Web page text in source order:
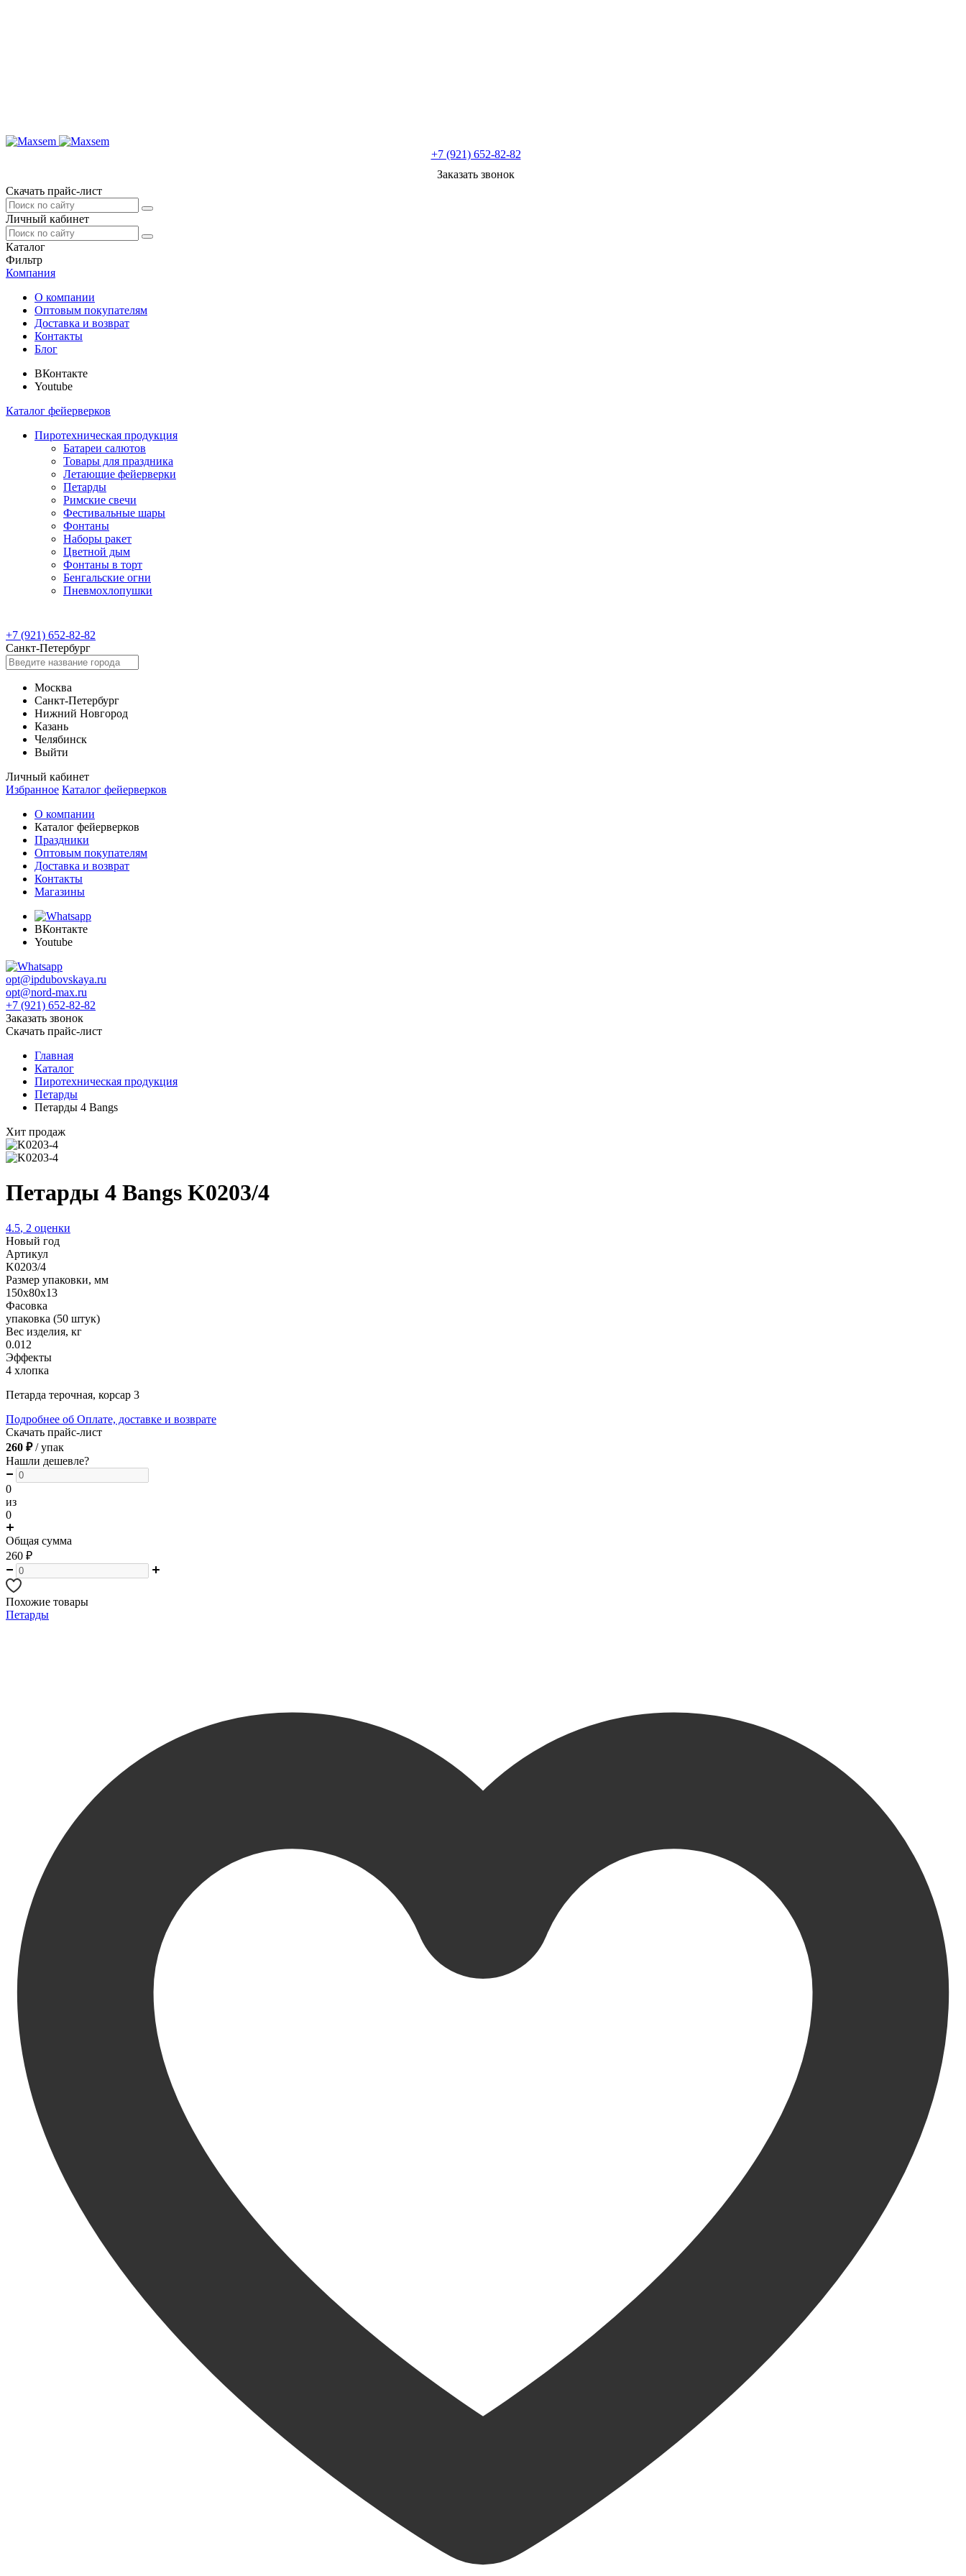
+7 (921) 652-82-82
Заказать звонок
Скачать прайс-лист
Личный кабинет
Каталог
Фильтр
Компания
О компании
Оптовым покупателям
Доставка и возврат
Контакты
Блог
ВКонтакте
Youtube
Каталог фейерверков
Пиротехническая продукция
Батареи салютов
Товары для праздника
Летающие фейерверки
Петарды
Римские свечи
Фестивальные шары
Фонтаны
Наборы ракет
Цветной дым
Фонтаны в торт
Бенгальские огни
Пневмохлопушки
+7 (921) 652-82-82
Санкт-Петербург
Москва
Санкт-Петербург
Нижний Новгород
Казань
Челябинск
Выйти
Личный кабинет
Избранное Каталог фейерверков
О компании
Каталог фейерверков
Праздники
Оптовым покупателям
Доставка и возврат
Контакты
Магазины
ВКонтакте
Youtube
opt@ipdubovskaya.ru
opt@nord-max.ru
+7 (921) 652-82-82
Заказать звонок
Скачать прайс-лист
Главная
Каталог
Пиротехническая продукция
Петарды
Петарды 4 Bangs
Хит продаж
Петарды 4 Bangs K0203/4
4.5, 2 оценки
Новый год
Артикул
K0203/4
Размер упаковки, мм
150х80х13
Фасовка
упаковка (50 штук)
Вес изделия, кг
0.012
Эффекты
4 хлопка
Петарда терочная, корсар 3
Подробнее об Оплате, доставке и возврате
Скачать прайс-лист
260 ₽ / упак
Нашли дешевле?
0
из
0
Общая сумма
260 ₽
Похожие товары
Петарды